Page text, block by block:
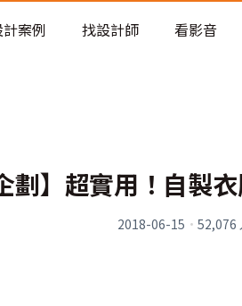
老屋預算分配與高 CP 值
計案例 找設計師 看影音
劃】超實用！自製
2018-06-15 · 52,076